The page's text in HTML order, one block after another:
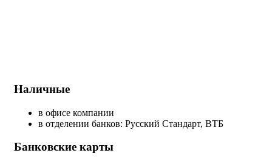
Наличные
в офисе компании
в отделении банков: Русский Стандарт, ВТБ
Банковские карты